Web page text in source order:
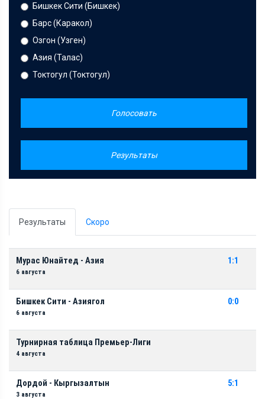
Бишкек Сити (Бишкек)
Барс (Каракол)
Озгон (Узген)
Азия (Талас)
Токтогул (Токтогул)
Голосовать
Результаты
Результаты Скоро
Мурас Юнайтед - Азия
6 августа
1:1
Бишкек Сити - Азиягол
6 августа
0:0
Турнирная таблица Премьер-Лиги
4 августа
Дордой - Кыргызалтын
3 августа
5:1